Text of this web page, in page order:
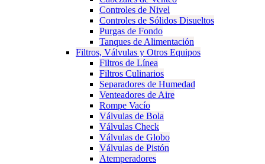
Controles de Nivel
Controles de Sólidos Disueltos
Purgas de Fondo
Tanques de Alimentación
Filtros, Válvulas y Otros Equipos
Filtros de Línea
Filtros Culinarios
Separadores de Humedad
Venteadores de Aire
Rompe Vacío
Válvulas de Bola
Válvulas Check
Válvulas de Globo
Válvulas de Pistón
Atemperadores